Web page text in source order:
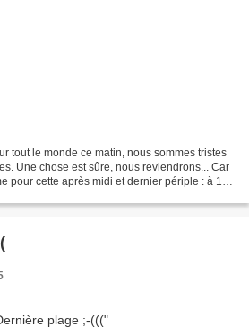
tout le monde ce matin, nous sommes tristes
Une chose est sûre, nous reviendrons... Car
pour cette après midi et dernier périple : à 14h